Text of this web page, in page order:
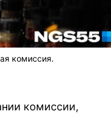
комиссия.
комиссии,